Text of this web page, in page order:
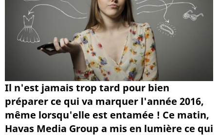
Il n'est jamais trop tard pour bien
préparer ce qui va marquer l'année 2016,
même lorsqu'elle est entamée ! Ce matin,
Havas Media Group a mis en lumière ce qui